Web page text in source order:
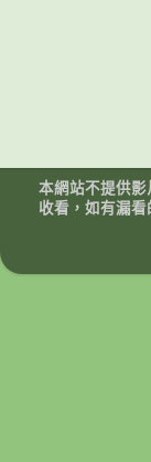
本網站不提供
收看，如有漏看